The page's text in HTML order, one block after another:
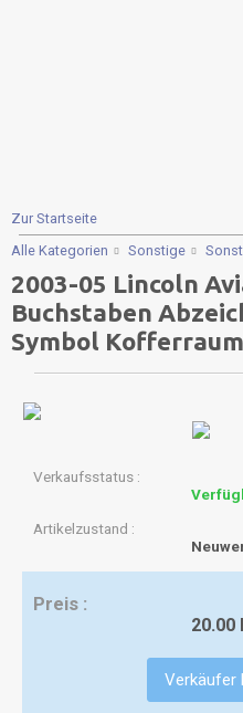
Zur Startseite
Alle Kategorien
Sonstige
2003-05 Lincoln
Buchstaben
Symbol
Verkaufsstatus
Artikelzustand
Preis
20.00
Verkäufer